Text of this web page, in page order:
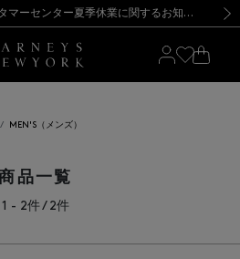
新規登録のお客様も対象！＜MY BARNEYS＞会員のお客様は11,000円（税込）以上のお買上げで常時送料無料！お買い物の際は会員登録を！
一時停止のお知らせ】(2026.8.7) 【オンラインストア カスタマーセンター夏季休業に関するお知らせ】（2026.8.7）
【夏季休業に伴う返品・交換承り一時停止のお知らせ】（2026.8.5）
影響によるお荷物のお届けについて
SALEのご案内・ご注意事項 新規登録のお客様も対象！＜MY BARNEYS＞会員のお客様は11,000円（税込）以上のお買上げで常時送料無料！お買い物の際は会員登録を！
一時停止のお知らせ】(2026.8.7)
MEN'S（メンズ）
商品一覧
1 - 2件 / 2件